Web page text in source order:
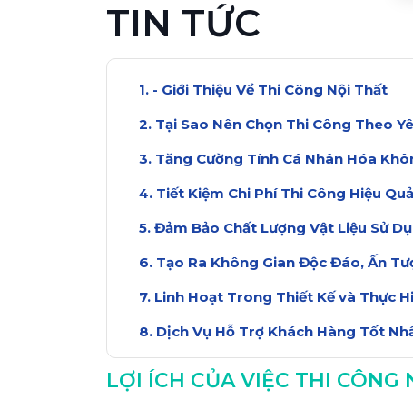
TIN TỨC
- Giới Thiệu Về Thi Công Nội Thất
Tại Sao Nên Chọn Thi Công Theo
Tăng Cường Tính Cá Nhân Hóa
Tiết Kiệm Chi Phí Thi Công Hiệu Quả
Đảm Bảo Chất Lượng Vật Liệu Sử
Tạo Ra Không Gian Độc Đáo, Ấn
Linh Hoạt Trong Thiết Kế và Thực
Dịch Vụ Hỗ Trợ Khách Hàng Tốt
Kết Luận: Lợi Ích Của Thi Công Nội
LỢI ÍCH CỦA VIỆC THI